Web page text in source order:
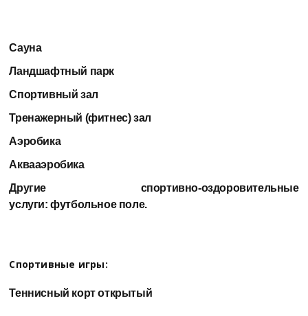
Сауна
Ландшафтный парк
Спортивный зал
Тренажерный (фитнес) зал
Аэробика
Аквааэробика
Другие спортивно-оздоровительные
услуги:футбольное поле.
Спортивные игры:
Теннисный корт открытый